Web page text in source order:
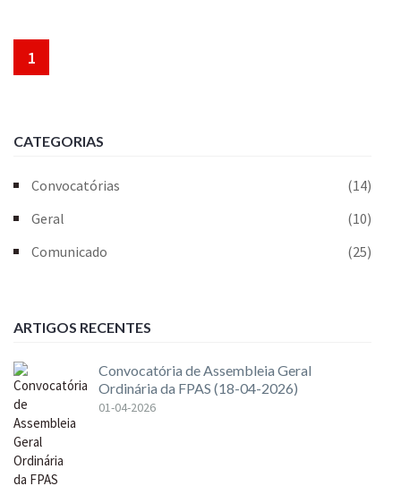
1
CATEGORIAS
Convocatórias
(14)
Geral
(10)
Comunicado
(25)
ARTIGOS RECENTES
Convocatória de Assembleia Geral
Ordinária da FPAS (18-04-2026)
01-04-2026